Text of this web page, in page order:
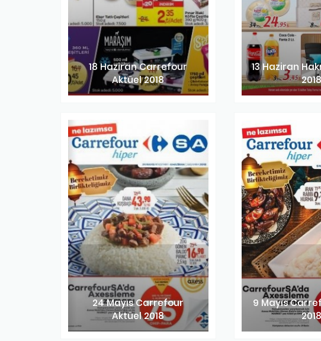
18 Haziran Carrefour
Aktüel 2018
13 Haziran
2018
24 Mayıs Carrefour
Aktüel 2018
9 Mayıs
2018